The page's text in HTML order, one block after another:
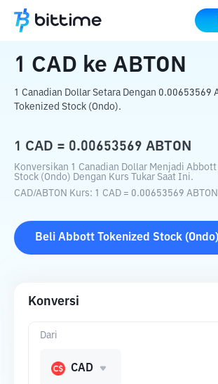
Beranda Konverter Kripto ke
1 CAD ke ABTON
1 Canadian Dollar Setara Dengan 0.00653569
Tokenized Stock (Ondo).
1 CAD = 0.00653569 ABTON
Konversikan 1 Canadian Dollar Menjadi
Stock (Ondo) Dengan Kurs Tukar Saat Ini.
CAD/ABTON Kurs: 1 CAD = 0.00653569 ABTON
Beli Abbott Tokenized Stock (Ondo)
Konversi
Dari
CAD